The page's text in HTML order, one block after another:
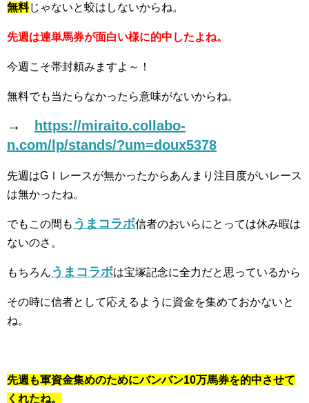
無料じゃないと蛟はしないからね。
先週は連単馬券が面白い様に的中したよね。
今週こそ帯封頼みますよ～！
無料でも当たらなかったら意味がないからね。
→
https://miraito.collabo-
n.com/lp/stands/?um=doux5378
先週はGⅠレースが無かったからあんまり注目度がいレース
は無かったね。
でもこの間も うまコラボ信者のおいらにとっては休み暇は
ないのさ。
もちろんうまコラボは宝塚記念に全力だと思っているから
その時に信者として応えるように資金を集めておかないと
ね。
先週も軍資金集めのためにバンバン10万馬券を的中させて
くれたね。